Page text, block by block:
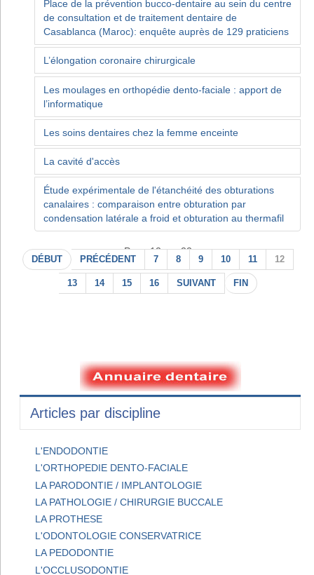
Place de la prévention bucco-dentaire au sein du centre
de consultation et de traitement dentaire de
Casablanca (Maroc): enquête auprès de 129 praticiens
L’élongation coronaire chirurgicale
Les moulages en orthopédie dento-faciale : apport de
l’informatique
Les soins dentaires chez la femme enceinte
La cavité d'accès
Étude expérimentale de l'étanchéité des obturations
canalaires : comparaison entre obturation par
condensation latérale a froid et obturation au thermafil
Page 12 sur 22
DÉBUT PRÉCÉDENT 7 8 9 10 11 12
13 14 15 16 SUIVANT FIN
Articles par discipline
L'ENDODONTIE
L'ORTHOPEDIE DENTO-FACIALE
LA PARODONTIE / IMPLANTOLOGIE
LA PATHOLOGIE / CHIRURGIE BUCCALE
LA PROTHESE
L'ODONTOLOGIE CONSERVATRICE
LA PEDODONTIE
L'OCCLUSODONTIE